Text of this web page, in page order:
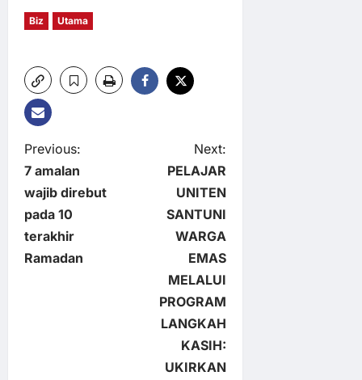
Biz Utama
P
o
s
t
Previous:
7 amalan
wajib direbut
pada 10
terakhir
Ramadan
Next:
PELAJAR
UNITEN
SANTUNI
WARGA
EMAS
MELALUI
PROGRAM
LANGKAH
KASIH:
UKIRKAN